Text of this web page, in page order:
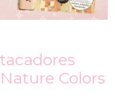
Colors